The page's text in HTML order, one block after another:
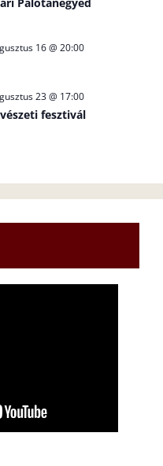
16 @ 20:00
23 @ 17:00
fesztivál